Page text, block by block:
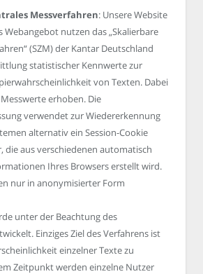
Messverfahren: Unsere Website
Webangebot nutzen das „Skalierbare
(SZM) der Kantar Deutschland
statistischer Kennwerte zur
von Texten. Dabei
erhoben. Die
verwendet zur Wiedererkennung
alternativ ein Session-Cookie
die aus verschiedenen automatisch
Ihres Browsers erstellt wird.
nur in anonymisierter Form
unter der Beachtung des
Einziges Ziel des Verfahrens ist
einzelner Texte zu
Zeitpunkt werden einzelne Nutzer